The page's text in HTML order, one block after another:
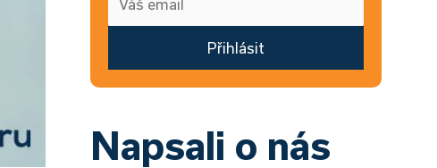
Přihlásit
Napsali o nás